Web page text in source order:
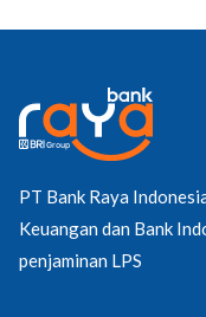
PT Bank Raya
Keuangan dan Bank
penjaminan LPS